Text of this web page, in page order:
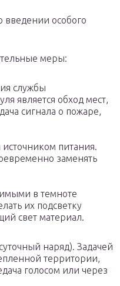
введении особого
меры:
службы
является обход мест,
сигнала о пожаре,
питания.
заменять
в темноте
их подсветку
свет материал.
наряд). Задачей
территории,
голосом или через